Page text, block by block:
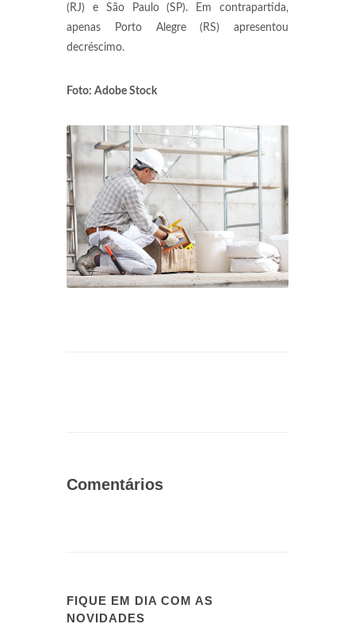
(RJ) e São Paulo (SP). Em contrapartida,
apenas Porto Alegre (RS) apresentou
decréscimo.
Foto: Adobe Stock
Comentários
FIQUE EM DIA COM AS
NOVIDADES